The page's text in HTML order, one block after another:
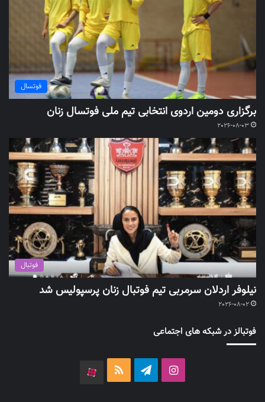
فوتسال
برگزاری دومین اردوی انتخابی تیم ملی فوتسال زنان
2026-08-03
فوتبال
نیلوفر اردلان سرمربی تیم فوتبال زنان پرسپولیس شد
2026-08-02
فوتبالز در شبکه های اجتماعی
اینستاگرامتلگرام خوراک